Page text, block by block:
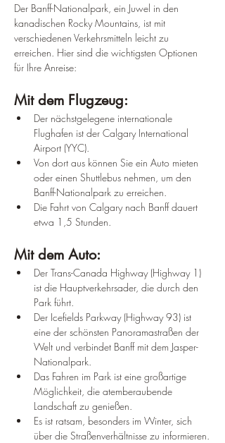
Der Banff-Nationalpark, ein Juwel in den
kanadischen Rocky Mountains, ist mit
verschiedenen Verkehrsmitteln leicht zu
erreichen. Hier sind die wichtigsten Optionen
für Ihre Anreise:
Mit dem Flugzeug:
Der nächstgelegene internationale
Flughafen ist der Calgary International
Airport (YYC).
Von dort aus können Sie ein Auto mieten
oder einen Shuttlebus nehmen, um den
Banff-Nationalpark zu erreichen.
Die Fahrt von Calgary nach Banff dauert
etwa 1,5 Stunden.
Mit dem Auto:
Der Trans-Canada Highway (Highway 1)
ist die Hauptverkehrsader, die durch den
Park führt.
Der Icefields Parkway (Highway 93) ist
eine der schönsten Panoramastraßen der
Welt und verbindet Banff mit dem Jasper-
Nationalpark.
Das Fahren im Park ist eine großartige
Möglichkeit, die atemberaubende
Landschaft zu genießen.
Es ist ratsam, besonders im Winter, sich
über die Straßenverhältnisse zu informieren.